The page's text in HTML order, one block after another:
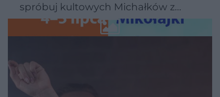
spróbuj kultowych Michałków z
Wawelu